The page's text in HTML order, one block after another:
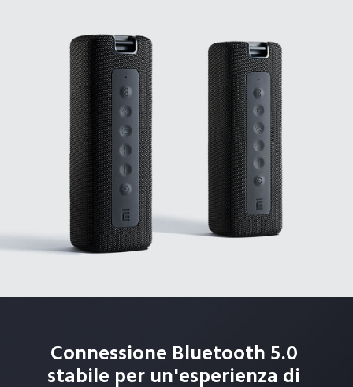
Connessione Bluetooth 5.0
stabile per un'esperienza di